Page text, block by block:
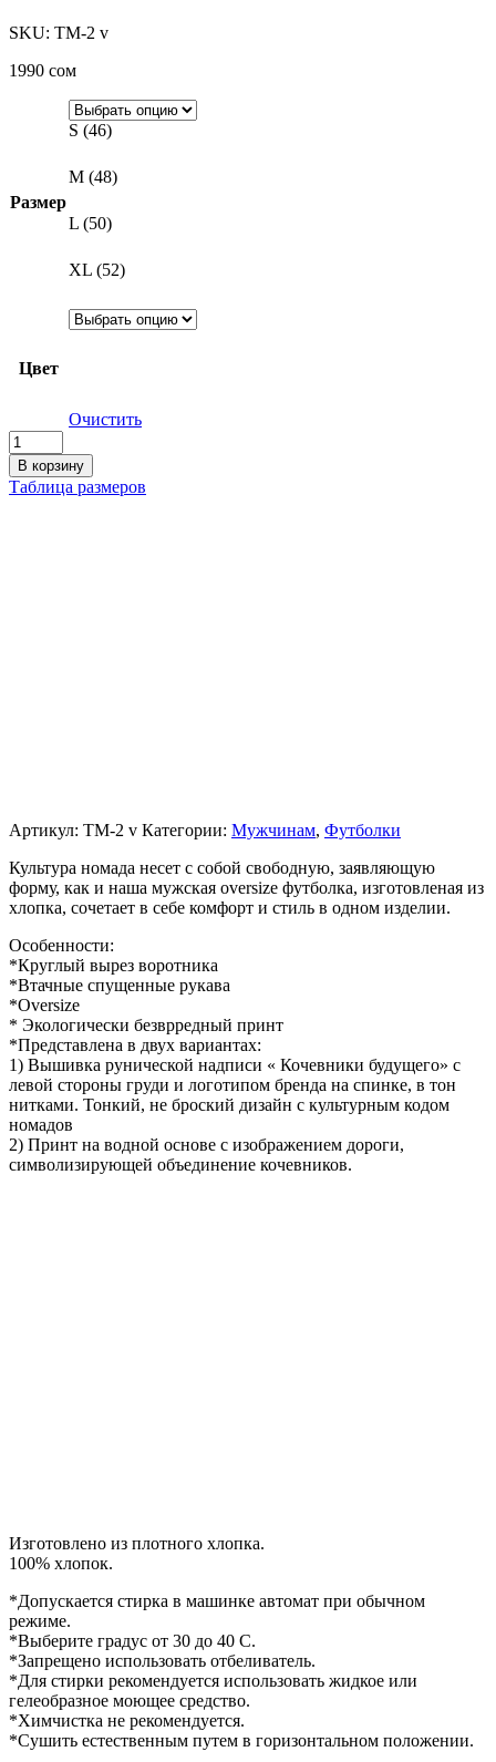
SKU: TM-2 v
1990 сом
Размер
S (46)
M (48)
L (50)
XL (52)
Цвет
Очистить
Количество
товара
Мужская
футболка
В корзину
Таблица размеров
Артикул: TM-2 v Категории: Мужчинам, Футболки
Культура номада несет с собой свободную, заявляющую
форму, как и наша мужская oversize футболка, изготовленая из
хлопка, сочетает в себе комфорт и стиль в одном изделии.
Особенности:
*Круглый вырез воротника
*Втачные спущенные рукава
*Oversize
* Экологически безврредный принт
*Представлена в двух вариантах:
1) Вышивка рунической надписи « Кочевники будущего» с
левой стороны груди и логотипом бренда на спинке, в тон
нитками. Тонкий, не броский дизайн с культурным кодом
номадов
2) Принт на водной основе с изображением дороги,
символизирующей объединение кочевников.
Изготовлено из плотного хлопка.
100% хлопок.
*Допускается стирка в машинке автомат при обычном
режиме.
*Выберите градус от 30 до 40 С.
*Запрещено использовать отбеливатель.
*Для стирки рекомендуется использовать жидкое или
гелеобразное моющее средство.
*Химчистка не рекомендуется.
*Сушить естественным путем в горизонтальном положении.